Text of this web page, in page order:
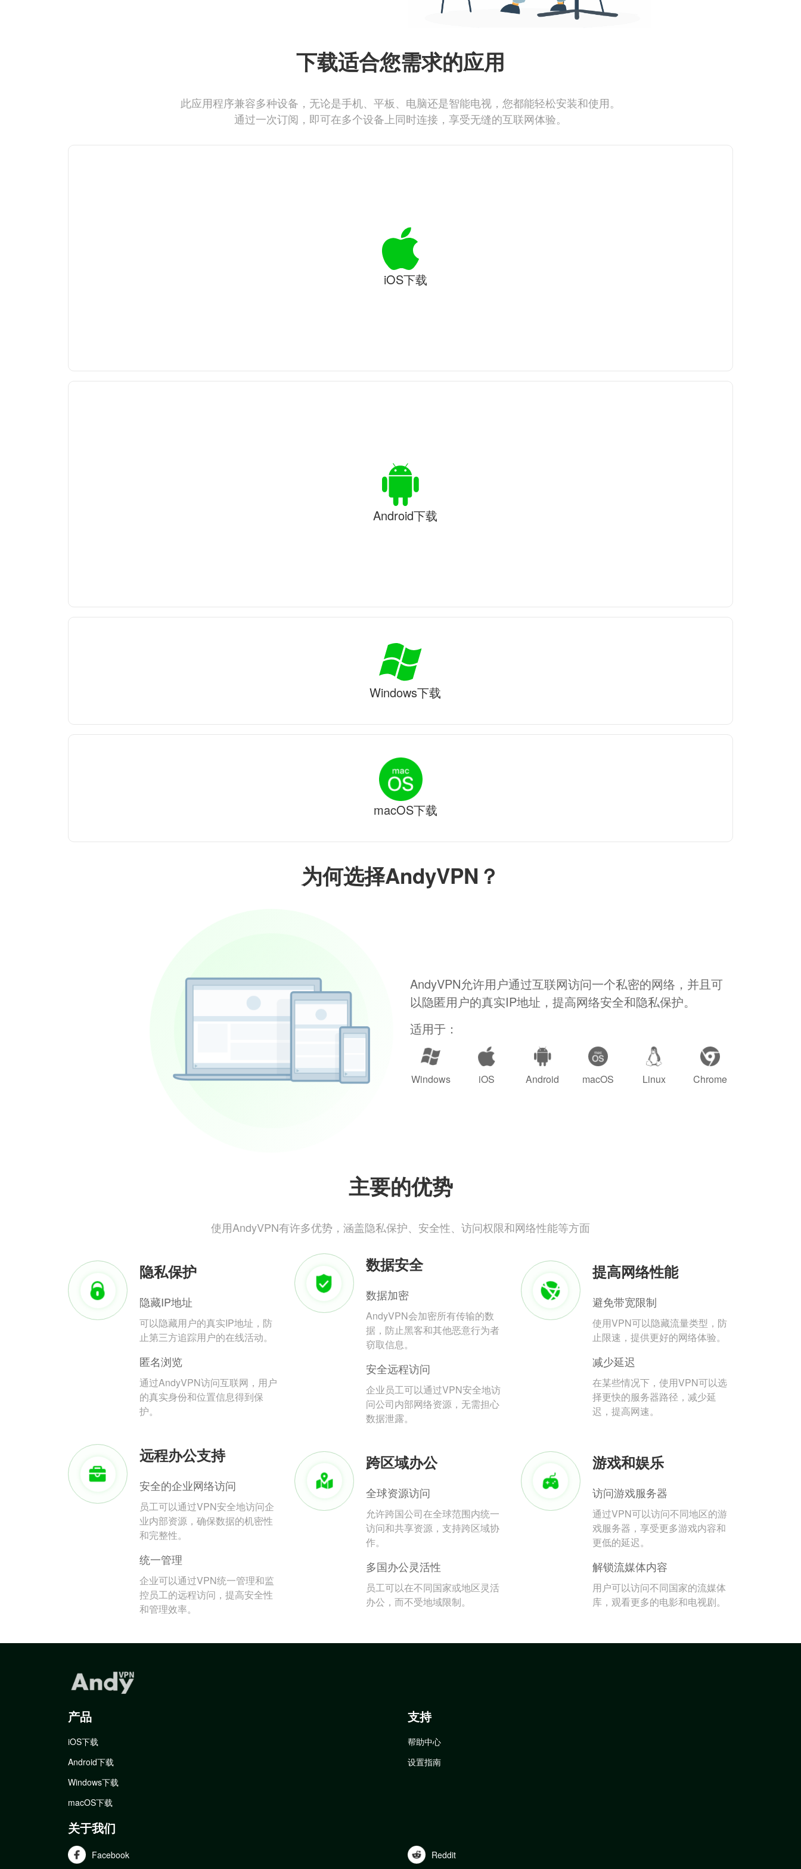
为何选择AndyVPN？
AndyVPN允许用户通过互联网访问一个私密的网络，并且可
以隐匿用户的真实IP地址，提高网络安全和隐私保护。
适用于：
Windows iOS Android macOS Linux Chrome
主要的优势
使用AndyVPN有许多优势，涵盖隐私保护、安全性、访问权限和网络性能等方面
隐私保护
隐藏IP地址
可以隐藏用户的真实IP地址，防
止第三方追踪用户的在线活动。
匿名浏览
通过AndyVPN访问互联网，用户
的真实身份和位置信息得到保
护。
数据安全
数据加密
AndyVPN会加密所有传输的数
据，防止黑客和其他恶意行为者
窃取信息。
安全远程访问
企业员工可以通过VPN安全地访
问公司内部网络资源，无需担心
数据泄露。
提高网络性能
避免带宽限制
使用VPN可以隐藏流量类型，防
止限速，提供更好的网络体验。
减少延迟
在某些情况下，使用VPN可以选
择更快的服务器路径，减少延
迟，提高网速。
远程办公支持
安全的企业网络访问
员工可以通过VPN安全地访问企
业内部资源，确保数据的机密性
和完整性。
统一管理
企业可以通过VPN统一管理和监
控员工的远程访问，提高安全性
和管理效率。
跨区域办公
全球资源访问
允许跨国公司在全球范围内统一
访问和共享资源，支持跨区域协
作。
多国办公灵活性
员工可以在不同国家或地区灵活
办公，而不受地域限制。
游戏和娱乐
访问游戏服务器
通过VPN可以访问不同地区的游
戏服务器，享受更多游戏内容和
更低的延迟。
解锁流媒体内容
用户可以访问不同国家的流媒体
库，观看更多的电影和电视剧。
下载适合您需求的应用
此应用程序兼容多种设备，无论是手机、平板、电脑还是智能电视，您都能轻松安装和使用。
通过一次订阅，即可在多个设备上同时连接，享受无缝的互联网体验。
iOS下载
Android下载
Windows下载
macOS下载
产品
iOS下载
Android下载
Windows下载
macOS下载
支持
帮助中心
设置指南
关于我们
Facebook Reddit